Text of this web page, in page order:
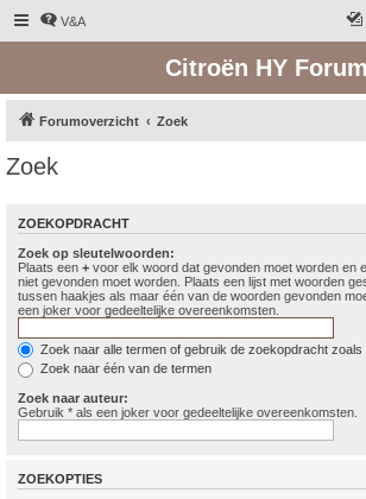
V&A
Citroën HY Forum
Forumoverzicht Zoek
Zoek
ZOEKOPDRACHT
Zoek op sleutelwoorden:
Plaats een + voor elk woord dat gevonden moet worden en
niet gevonden moet worden. Plaats een lijst met woorden
tussen haakjes als maar één van de woorden gevonden
een joker voor gedeeltelijke overeenkomsten.
Zoek naar alle termen of gebruik de zoekopdracht zoals
Zoek naar één van de termen
Zoek naar auteur:
Gebruik * als een joker voor gedeeltelijke overeenkomsten.
ZOEKOPTIES